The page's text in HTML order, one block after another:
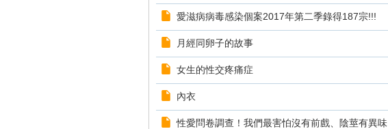
愛滋病病毒感染個案2017年第二季錄得187宗!!!
月經同卵子的故事
女生的性交疼痛症
內衣
性愛問卷調查！我們最害怕沒有前戲、陰莖有異味